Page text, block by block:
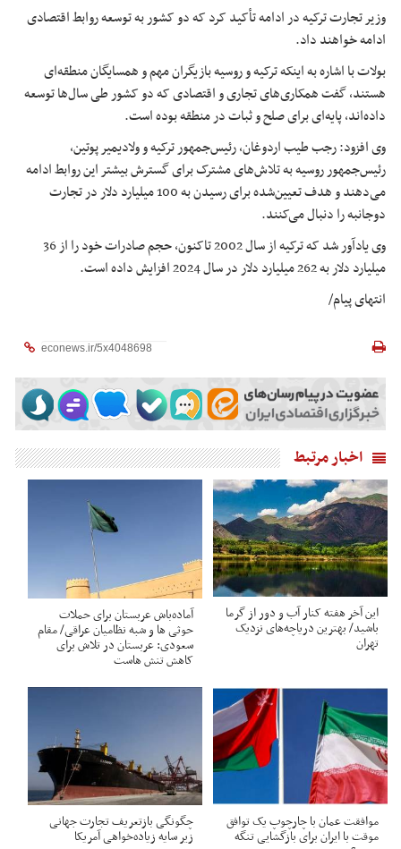
وزیر تجارت ترکیه در ادامه تأکید کرد که دو کشور به توسعه روابط اقتصادی
ادامه خواهند داد.
بولات با اشاره به اینکه ترکیه و روسیه بازیگران مهم و همسایگان منطقه‌ای
هستند، گفت همکاری‌های تجاری و اقتصادی که دو کشور طی سال‌ها توسعه
داده‌اند، پایه‌ای برای صلح و ثبات در منطقه بوده است.
وی افزود: رجب طیب اردوغان، رئیس‌جمهور ترکیه و ولادیمیر پوتین،
رئیس‌جمهور روسیه به تلاش‌های مشترک برای گسترش بیشتر این روابط ادامه
می‌دهند و هدف تعیین‌شده برای رسیدن به 100 میلیارد دلار در تجارت
دوجانبه را دنبال می‌کنند.
وی یادآور شد که ترکیه از سال 2002 تاکنون، حجم صادرات خود را از 36
میلیارد دلار به 262 میلیارد دلار در سال 2024 افزایش داده است.
انتهای پیام/
اخبار مرتبط
این آخر هفته کنار آب و دور از گرما
باشید/ بهترین دریاچه‌های نزدیک
تهران
آماده‌باش عربستان برای حملات
حوثی ها و شبه نظامیان عراقی/ مقام
سعودی: عربستان در تلاش برای
کاهش تنش هاست
موافقت عمان با چارچوپ یک توافق
موقت با ایران برای بازگشایی تنگه
چگونگی بازتعریف تجارت جهانی
زیر سایه زیاده‌خواهی آمریکا